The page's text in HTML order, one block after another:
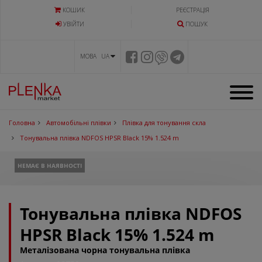
КОШИК
РЕЄСТРАЦІЯ
УВIЙТИ
ПОШУК
МОВА UA
Головна Автомобільні плівки
Плівка для тонування скла
Тонувальна плівка NDFOS HPSR Black 15% 1.524 m
НЕМАЄ В НАЯВНОСТІ
Тонувальна плівка NDFOS
HPSR Black 15% 1.524 m
Металізована чорна тонувальна плівка